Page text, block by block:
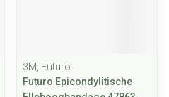
3M, Futuro
Futuro Epicondylitische